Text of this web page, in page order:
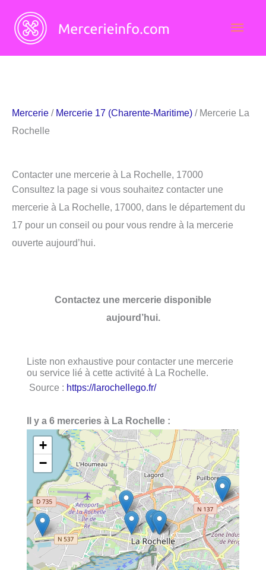
contenu
Mercerie / Mercerie 17 (Charente-Maritime) / Mercerie La
Rochelle
Contacter une mercerie à La Rochelle, 17000
Consultez la page si vous souhaitez contacter une
mercerie à La Rochelle, 17000, dans le département du
17 pour un conseil ou pour vous rendre à la mercerie
ouverte aujourd’hui.
Contactez une mercerie disponible
aujourd’hui.
Liste non exhaustive pour contacter une mercerie
ou service lié à cette activité à La Rochelle.
Source : https://larochellego.fr/
Il y a 6 merceries à La Rochelle :
+
−